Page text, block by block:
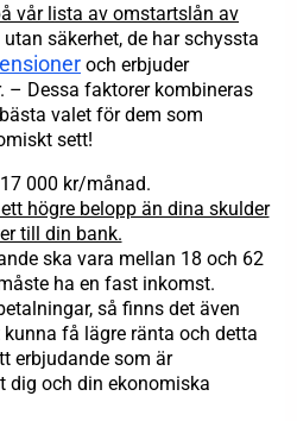
vår lista av omstartslån av
utan säkerhet, de har schyssta
och erbjuder
– Dessa faktorer kombineras
valet för dem som
sett!
000 kr/månad.
högre belopp än dina skulder
till din bank.
ska vara mellan 18 och 62
ha en fast inkomst.
så finns det även
få lägre ränta och detta
erbjudande som är
dig och din ekonomiska